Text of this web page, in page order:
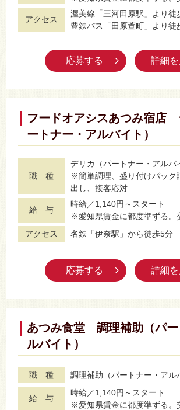
アクセス
渥美線「三河田原駅」より徒
豊鉄バス「田原萱町」より徒
応募する 詳細を
フードオアシスあつみ宿店
ートナー・アルバイト）
職 種
デリカ（パートナー・アルバ
※簡単調理、盛り付けパック
出し、接客応対
給 与
時給／1,140円～スタート
※愛知県賃金に都度準ずる。
アクセス
名鉄「伊奈駅」から徒歩5分
応募する 詳細を
あつみ食堂 調理補助（パー
ルバイト）
職 種 調理補助（パートナー・アル
給 与
時給／1,140円～スタート
※愛知県賃金に都度準ずる。